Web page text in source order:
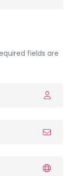
fields are